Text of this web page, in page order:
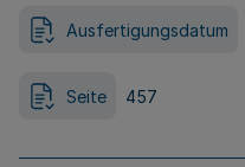
Ausfertigungsdatum
Seite 457